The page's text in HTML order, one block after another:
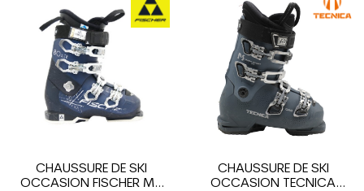
CHAUSSURE DE SKI
OCCASION FISCHER MY
CHAUSSURE DE SKI
OCCASION TECNICA